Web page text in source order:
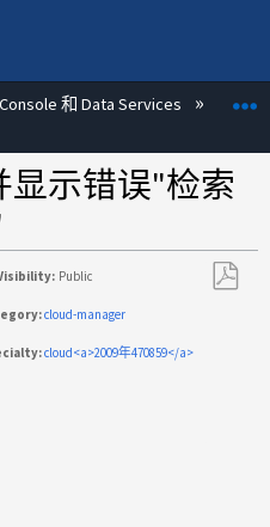
和 Data Services
显示错误"检索
Public
cloud-manager
cloud<a>2009年470859</a>